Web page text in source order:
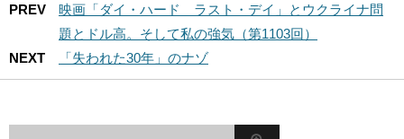
PREV
映画「ダイ・ハード ラスト・デイ」とウクライナ問
題とドル高。そして私の強気（第1103回）
NEXT
「失われた30年」のナゾ